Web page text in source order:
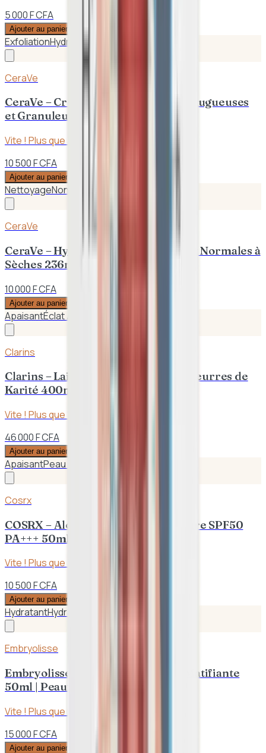
5 000 F CFA
Ajouter au panier
ExfoliationHydratation intense
CeraVe
CeraVe – Crème SA Lissante Peaux Rugueuses
et Granuleuses 177ml
Vite ! Plus que
10 500 F CFA
Ajouter au panier
NettoyageNon comédogène
CeraVe
CeraVe – Hydratant Nettoyant Peaux Normales à
Sèches 236mL
10 000 F CFA
Ajouter au panier
ApaisantÉclat / Anti-taches
Clarins
Clarins – Lait Corps Hydratant aux Beurres de
Karité 400ml | Peaux Sèches
Vite ! Plus que
46 000 F CFA
Ajouter au panier
ApaisantPeau sensible
Cosrx
COSRX – Aloe Apaisant Crème Solaire SPF50
PA+++ 50ml
Vite ! Plus que
10 500 F CFA
Ajouter au panier
HydratantHydratation
Embryolisse
Embryolisse – Crème Hydratante Matifiante
50ml | Peaux Sèches
Vite ! Plus que
15 000 F CFA
Ajouter au panier